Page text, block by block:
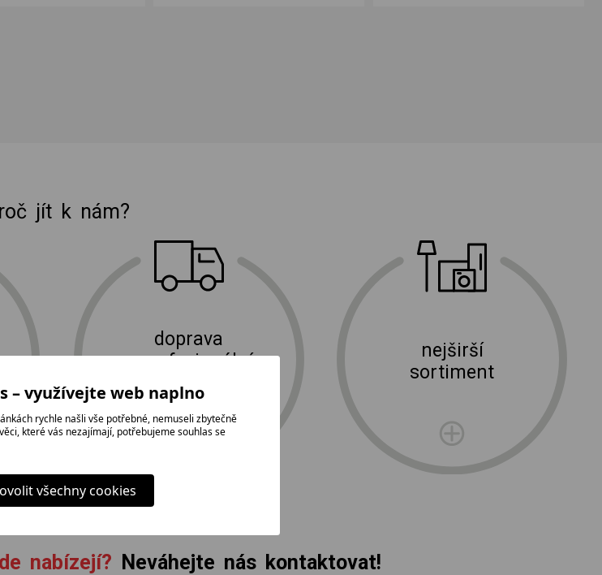
jít k nám?
doprava
a profesionální
instalace zdarma
nejširší
sortiment
Burian
nabízejí? Neváhejte nás kontaktovat!
– využívejte web naplno
rychle našli vše potřebné, nemuseli zbytečně
které vás nezajímají, potřebujeme souhlas se
všechny cookies